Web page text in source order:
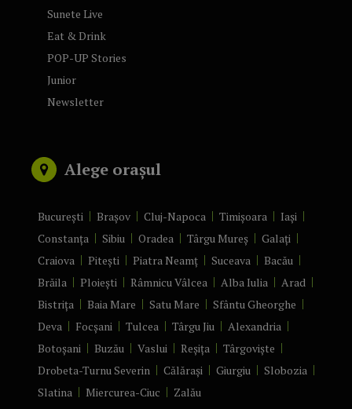
Sunete Live
Eat & Drink
POP-UP Stories
Junior
Newsletter
Alege orașul
București Brașov Cluj-Napoca Timișoara
Iași
Constanța
Sibiu Oradea Târgu Mureș
Galați
Craiova
Pitești Piatra Neamț Suceava
Bacău
Brăila
Ploiești Râmnicu Vâlcea Alba Iulia
Arad
Bistrița
Baia Mare Satu Mare
Sfântu Gheorghe
Deva
Focșani Tulcea Târgu Jiu
Alexandria
Botoșani
Buzău Vaslui Reșița
Târgoviște
Drobeta-Turnu Severin
Călărași Giurgiu
Slobozia
Slatina
Miercurea-Ciuc Zalău